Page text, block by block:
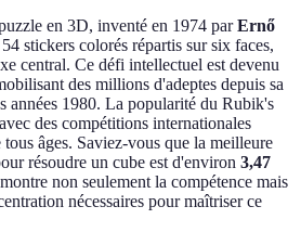
en 3D, inventé en 1974 parErnő
stickers colorés répartis sur six faces,
central. Ce défi intellectuel est devenu
des millions d'adeptes depuis sa
années 1980. La popularité du Rubik's
des compétitions internationales
âges. Saviez-vous que la meilleure
résoudre un cube est d'environ 3,47
non seulement la compétence mais
nécessaires pour maîtriser ce